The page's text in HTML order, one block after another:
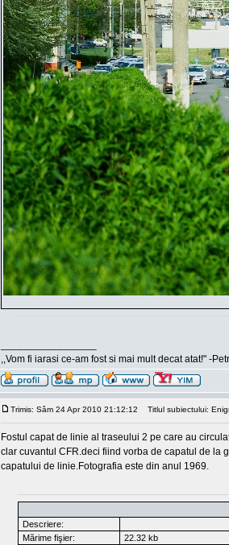
,,Vom fi iarasi ce-am fost si mai mult decat atat!" -
Trimis: Sâm 24 Apr 2010 21:12:12 Titlul subiectului:
Fostul capat de linie al traseului 2 pe care au
clar cuvantul CFR.deci fiind vorba de capatul de la
capatului de linie.Fotografia este din anul 1969.
Descriere:
Mărime fişier:
22.32 kb